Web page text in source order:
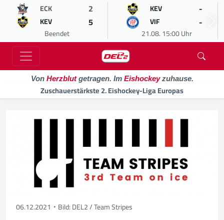
ECK 2
KEV 5
Beendet
KEV -
VIF -
21.08. 15:00 Uhr
Von Herzblutgetragen. Im Eishockeyzuhause.
Zuschauerstärkste 2. Eishockey-Liga Europas
06.12.2021 Bild: DEL2 / Team Stripes